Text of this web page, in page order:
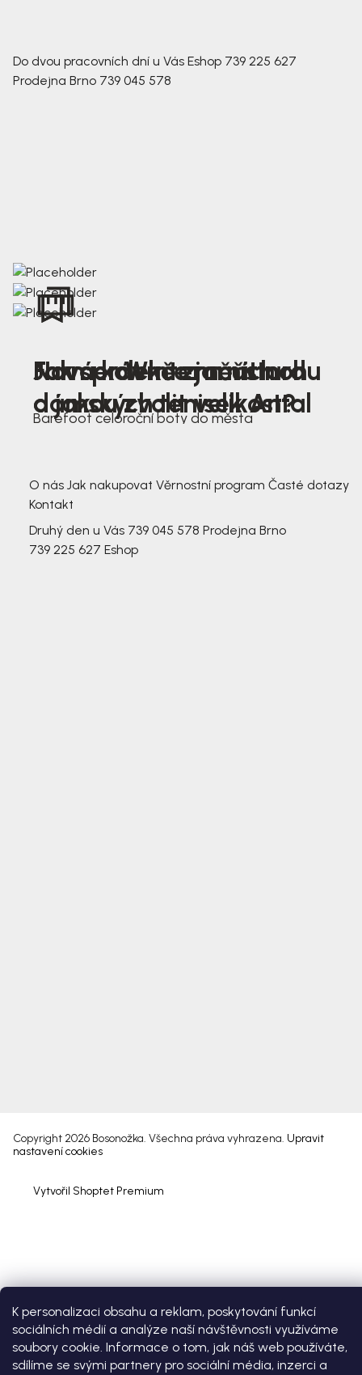
K personalizaci obsahu a reklam, poskytování funkcí
sociálních médií a analýze naší návštěvnosti využíváme
soubory cookie. Informace o tom, jak náš web používáte,
sdílíme se svými partnery pro sociální média, inzerci a
Do dvou pracovních dní u Vás Eshop 739 225 627
Prodejna Brno 739 045 578
Nová kolekce jarních
dámských tenisek Antal
Jak správně změřit nohu
a jakou zvolit velikost?
Farmer Winter mustard
Barefoot celoroční boty do města
O nás Jak nakupovat Věrnostní program Časté dotazy
Kontakt
Druhý den u Vás 739 045 578 Prodejna Brno
739 225 627 Eshop
Vytvořil Shoptet Premium
Copyright 2026 Bosonožka. Všechna práva vyhrazena. Upravit
nastavení cookies